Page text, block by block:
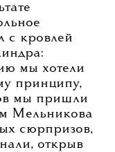
с кровлей
мы хотели
принципу,
мы пришли
Мельникова
сюрпризов,
открыв